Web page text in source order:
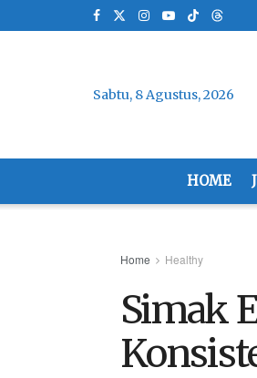
Sabtu, 8 Agustus, 2026
HOME
Home Healthy
Simak